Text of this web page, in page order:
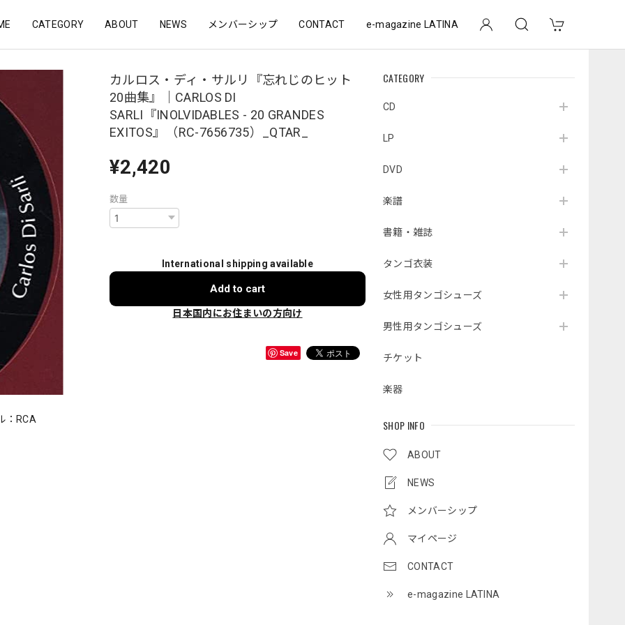
CATEGORY ABOUT NEWS メンバーシップ CONTACT e-magazine LATINA
CATEGORY
CD
LP
DVD
楽譜
書籍・雑誌
タンゴ衣装
女性用タンゴシューズ
男性用タンゴシューズ
チケット
楽器
SHOP INFO
ABOUT
NEWS
メンバーシップ
マイページ
CONTACT
e-magazine LATINA
カルロス・ディ・サルリ『忘れじのヒット
20曲集』｜CARLOS DI
SARLI『INOLVIDABLES - 20 GRANDES
EXITOS』（RC-7656735）_QTAR_
¥2,420
数量
International shipping available
Add to cart
日本国内にお住まいの方向け
Save
：RCA